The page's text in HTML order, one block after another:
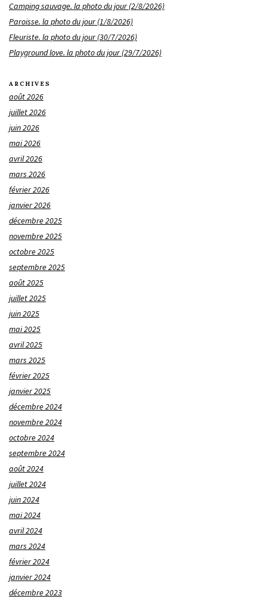
Camping sauvage. la photo du jour (2/8/2026)
Paroisse. la photo du jour (1/8/2026)
Fleuriste. la photo du jour (30/7/2026)
Playground love. la photo du jour (29/7/2026)
ARCHIVES
août 2026
juillet 2026
juin 2026
mai 2026
avril 2026
mars 2026
février 2026
janvier 2026
décembre 2025
novembre 2025
octobre 2025
septembre 2025
août 2025
juillet 2025
juin 2025
mai 2025
avril 2025
mars 2025
février 2025
janvier 2025
décembre 2024
novembre 2024
octobre 2024
septembre 2024
août 2024
juillet 2024
juin 2024
mai 2024
avril 2024
mars 2024
février 2024
janvier 2024
décembre 2023